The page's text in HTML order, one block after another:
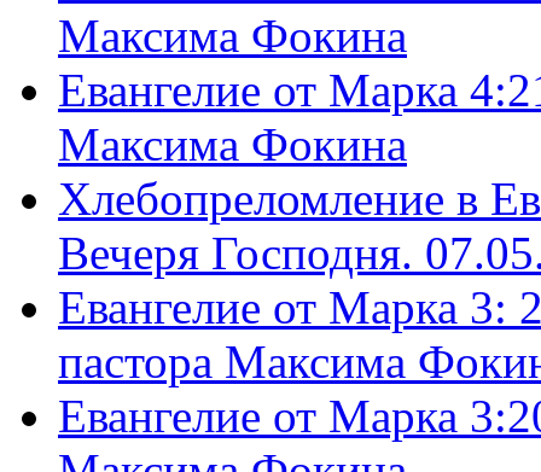
Максима Фокина
Евангелие от Марка
Максима Фокина
Хлебопреломление в
Вечеря Господня.
Евангелие от Марка 3:
пастора Максима
Евангелие от Марка